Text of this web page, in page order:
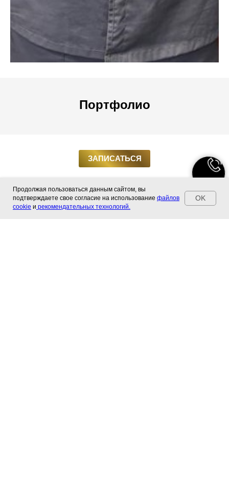
Продолжая пользоваться данным сайтом, вы
подтверждаете свое согласие на использование файлов
cookie и рекомендательных технологий.
OK
Портфолио
ЗАПИСАТЬСЯ